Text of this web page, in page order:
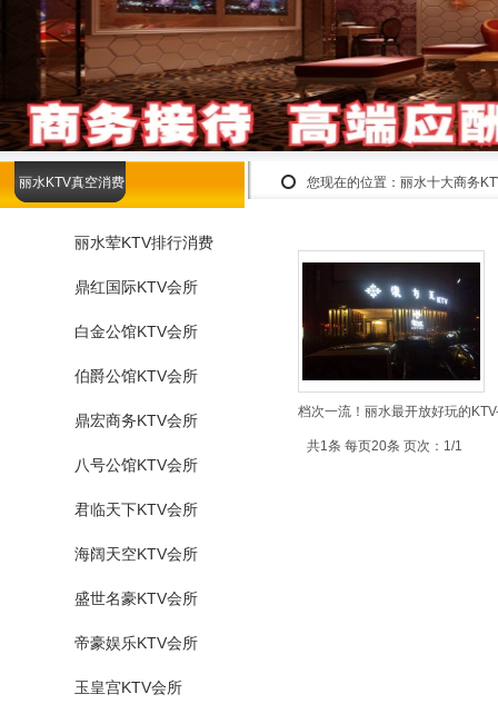
您现在的位置： 丽水十大商务
丽水KTV真空消费
丽水荤KTV排行消费
鼎红国际KTV会所
白金公馆KTV会所
伯爵公馆KTV会所
鼎宏商务KTV会所
八号公馆KTV会所
君临天下KTV会所
海阔天空KTV会所
盛世名豪KTV会所
帝豪娱乐KTV会所
玉皇宫KTV会所
档次一流！丽水最开放好玩的
共1条 每页20条 页次：1/1